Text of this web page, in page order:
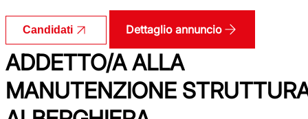
Candidati Dettaglio annuncio
ADDETTO/A ALLA
MANUTENZIONE